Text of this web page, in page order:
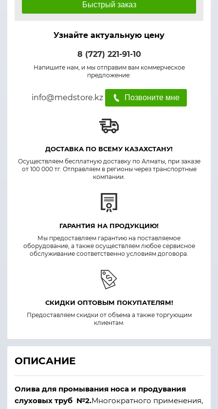
Быстрый заказ
Узнайте актуальную цену
8 (727) 221-91-10
Напишите нам, и мы отправим вам коммерческое
предложение:
info@medstore.kz Позвоните мне
ДОСТАВКА ПО ВСЕМУ КАЗАХСТАНУ!
Осуществляем бесплатную доставку по Алматы, при заказе
от 100 000 тг. Отправляем в регионы через транспортные
компании.
ГАРАНТИЯ НА ПРОДУКЦИЮ!
Мы предоставляем гарантию на поставляемое
оборудование, а также осуществляем любое сервисное
обслуживание соответственно условиям договора.
СКИДКИ ОПТОВЫМ ПОКУПАТЕЛЯМ!
Предоставляем скидки от объема а также торгующим
клиентам.
ОПИСАНИЕ
Олива для промывания носа и продувания
слуховых труб №2.Многократного применения,